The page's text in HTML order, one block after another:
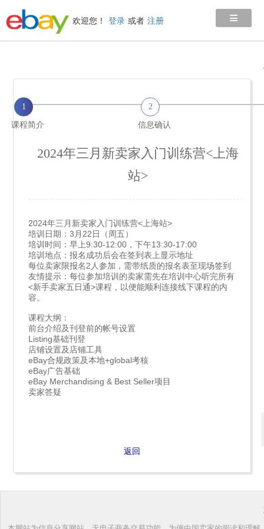
≡
欢迎您！ 登录 或者 注册
1
课程简介
2
信息确认
2024年三月新卖家入门训练营<上海
站>
2024年三月新卖家入门训练营<上海站>
培训日期：3月22日（周五）
培训时间：早上9:30-12:00，下午13:30-17:00
培训地点：报名成功后会在签到表上显示地址
每位卖家限报名2人参加，需带纸质的报名表至现场签到
友情提示：每位参加培训的卖家需先在培训中心听完所有
<新手卖家五日通>课程，以便能顺利连接线下课程的内
容。
课程大纲：
前台介绍及刊登前的帐号设置
Listing基础刊登
店铺设置及店铺工具
eBay合规政策及本地+global考核
eBay广告基础
eBay Merchandising & Best Seller项目
卖家答疑
返回